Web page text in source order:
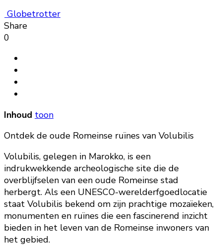
Globetrotter
Share
0
Inhoud toon
Ontdek de oude Romeinse ruïnes van Volubilis
Volubilis, gelegen in Marokko, is een
indrukwekkende archeologische site die de
overblijfselen van een oude Romeinse stad
herbergt. Als een UNESCO-werelderfgoedlocatie
staat Volubilis bekend om zijn prachtige mozaïeken,
monumenten en ruïnes die een fascinerend inzicht
bieden in het leven van de Romeinse inwoners van
het gebied.